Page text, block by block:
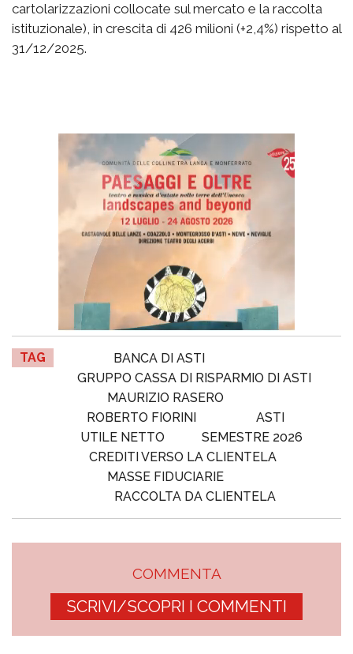
cartolarizzazioni collocate sul mercato e la raccolta
istituzionale), in crescita di 426 milioni (+2,4%) rispetto al
31/12/2025.
TAG
BANCA DI ASTI
GRUPPO CASSA DI RISPARMIO DI ASTI
MAURIZIO RASERO
ROBERTO FIORINI
ASTI
UTILE NETTO
SEMESTRE 2026
CREDITI VERSO LA CLIENTELA
MASSE FIDUCIARIE
RACCOLTA DA CLIENTELA
COMMENTA
SCRIVI/SCOPRI I COMMENTI